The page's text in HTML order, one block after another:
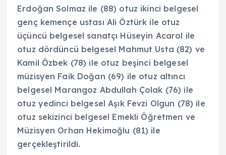
Erdoğan Solmaz ile (88) otuz ikinci belgesel
genç kemençe ustası Ali Öztürk ile otuz
üçüncü belgesel sanatçı Hüseyin Acarol ile
otuz dördüncü belgesel Mahmut Usta (82) ve
Kamil Özbek (78) ile otuz beşinci belgesel
müzisyen Faik Doğan (69) ile otuz altıncı
belgesel Marangoz Abdullah Çolak (76) ile
otuz yedinci belgesel Aşık Fevzi Olgun (78) ile
otuz sekizinci belgesel Emekli Öğretmen ve
Müzisyen Orhan Hekimoğlu (81) ile
gerçekleştirildi.